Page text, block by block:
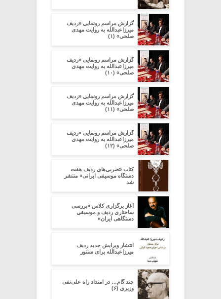
گزارش مراسم رونمایی «ردیف
میرزاعبدالله به روایت مهدی
صلحی» (۱)
گزارش مراسم رونمایی «ردیف
میرزاعبدالله به روایت مهدی
صلحی» (۱۰)
گزارش مراسم رونمایی «ردیف
میرزاعبدالله به روایت مهدی
صلحی» (۱۱)
گزارش مراسم رونمایی «ردیف
میرزاعبدالله به روایت مهدی
صلحی» (۱۲)
کتاب «ضربی‌های ردیف هفت
دستگاه موسیقی ایرانی» منتشر
شد
آغاز برگزاری کلاس «بررسی
ساختاری ردیف و موسیقی
دستگاهی ایران»
انتشار ویرایش جدید ردیف
میرزاعبدالله برای سنتور
چند گام… در امتداد راه علی‌نقی
وزیری (۶)